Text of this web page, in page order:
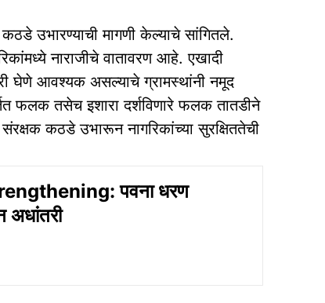
उभारण्याची मागणी केल्याचे सांगितले.
नाराजीचे वातावरण आहे. एखादी
घेणे आवश्यक असल्याचे ग्रामस्थांनी नमूद
फलक तसेच इशारा दर्शविणारे फलक तातडीने
कठडे उभारून नागरिकांच्या सुरक्षिततेची
पवना धरण
अधांतरी